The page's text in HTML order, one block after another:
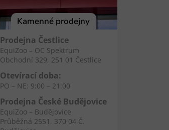
Kamenné prodejny
Prodejna Čestlice
EquiZoo – OC Spektrum
Obchodní 329, 251 01 Čestlice
Otevírací doba:
PO – NE: 9:00 – 21:00
Prodejna České Budějovice
EquiZoo – Budějovice
Průběžná 2551, 370 04 Č.